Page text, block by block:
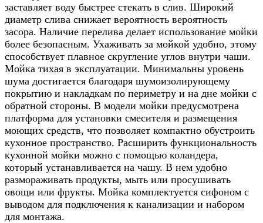
заставляет воду быстрее стекать в слив. Широкий
диаметр слива снижает вероятность вероятность
засора. Наличие перелива делает использование мойки
более безопасным. Ухаживать за мойкой удобно, этому
способствует плавное скругление углов внутри чаши.
Мойка тихая в эксплуатации. Минимальны уровень
шума достигается благодаря шумоизолирующему
покрытию и накладкам по периметру и на дне мойки с
обратной стороны. В модели мойки предусмотрена
платформа для установки смесителя и размещения
моющих средств, что позволяет компактно обустроить
кухонное пространство. Расширить функциональность
кухонной мойки можно с помощью коландера,
который устанавливается на чашу. В нем удобно
размораживать продукты, мыть или просушивать
овощи или фрукты. Мойка комплектуется сифоном с
выводом для подключения к канализации и набором
для монтажа.